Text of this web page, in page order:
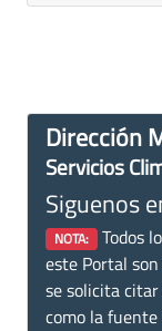
Dirección
Servicios
Siguenos
NOTA: Todos
este Portal
se solicita
como la